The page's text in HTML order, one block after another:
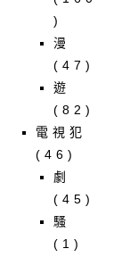
)
漫
(47)
遊
(82)
電視犯
(46)
劇
(45)
騷
(1)